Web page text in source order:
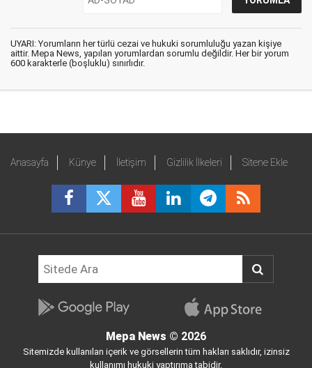
UYARI: Yorumların her türlü cezai ve hukuki sorumluluğu yazan kişiye
aittir. Mepa News, yapılan yorumlardan sorumlu değildir. Her bir yorum
600 karakterle (boşluklu) sınırlıdır.
Anasayfa Künye İletişim Gizlilik İlkeleri Sitene Ekle
Mepa News © 2026
Sitemizde kullanılan içerik ve görsellerin tüm hakları saklıdır, izinsiz
kullanımı hukuki yaptırıma tabidir.